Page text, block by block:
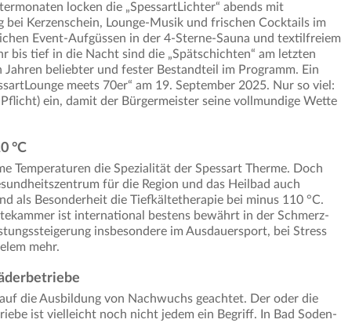
locken die „SpessartLichter“ abends mit
bei Kerzenschein, Lounge-Musik und frischen Cocktails im
Event-Aufgüssen in der 4-Sterne-Sauna und textilfreiem
bis tief in die Nacht sind die „Spätschichten“ am letzten
beliebter und fester Bestandteil im Programm. Ein
meets 70er“ am 19. September 2025. Nur so viel:
Pflicht) ein, damit der Bürgermeister seine vollmundige Wette
°C
Temperaturen die Spezialität der Spessart Therme. Doch
für die Region und das Heilbad auch
als Besonderheit die Tiefkältetherapie bei minus 110 °C.
ist international bestens bewährt in der Schmerz-
insbesondere im Ausdauersport, bei Stress
mehr.
die Ausbildung von Nachwuchs geachtet. Der oder die
ist vielleicht noch nicht jedem ein Begriff. In Bad Soden-